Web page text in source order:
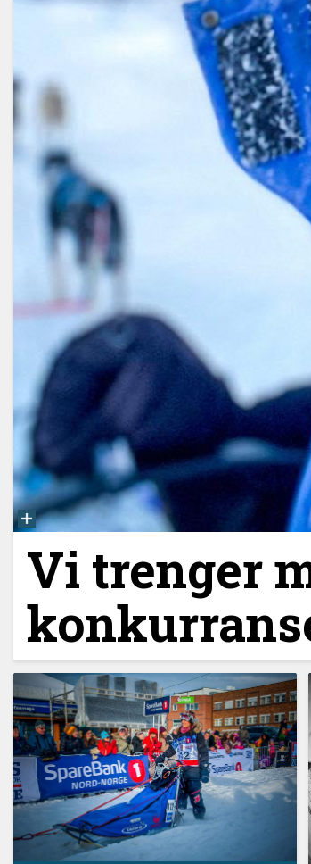
Vi trenger